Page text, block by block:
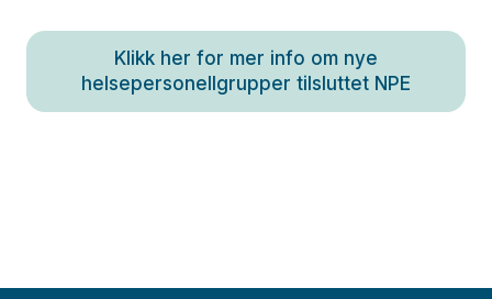
Klikk her for mer info om nye
helsepersonellgrupper tilsluttet NPE